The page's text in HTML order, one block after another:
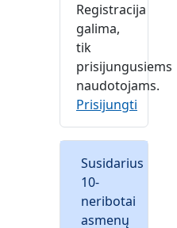
Registracija
galima,
tik
prisijungusiems
naudotojams.
Prisijungti
Susidarius
10-
neribotai
asmenų